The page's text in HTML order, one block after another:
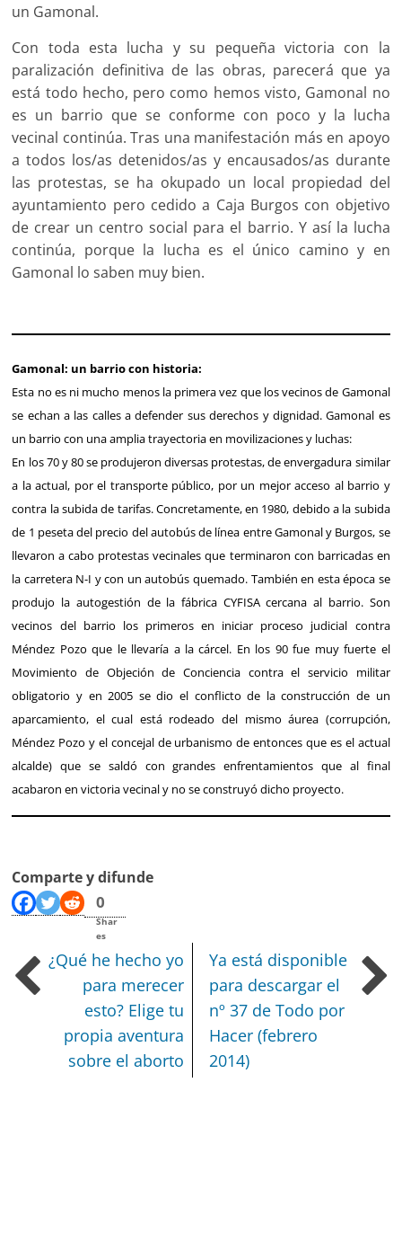
un Gamonal.
Con toda esta lucha y su pequeña victoria con la
paralización definitiva de las obras, parecerá que ya
está todo hecho, pero como hemos visto, Gamonal no
es un barrio que se conforme con poco y la lucha
vecinal continúa. Tras una manifestación más en apoyo
a todos los/as detenidos/as y encausados/as durante
las protestas, se ha okupado un local propiedad del
ayuntamiento pero cedido a Caja Burgos con objetivo
de crear un centro social para el barrio. Y así la lucha
continúa, porque la lucha es el único camino y en
Gamonal lo saben muy bien.
Gamonal: un barrio con historia:
Esta no es ni mucho menos la primera vez que los vecinos de Gamonal
se echan a las calles a defender sus derechos y dignidad. Gamonal es
un barrio con una amplia trayectoria en movilizaciones y luchas:
En los 70 y 80 se produjeron diversas protestas, de envergadura similar
a la actual, por el transporte público, por un mejor acceso al barrio y
contra la subida de tarifas. Concretamente, en 1980, debido a la subida
de 1 peseta del precio del autobús de línea entre Gamonal y Burgos, se
llevaron a cabo protestas vecinales que terminaron con barricadas en
la carretera N-I y con un autobús quemado. También en esta época se
produjo la autogestión de la fábrica CYFISA cercana al barrio. Son
vecinos del barrio los primeros en iniciar proceso judicial contra
Méndez Pozo que le llevaría a la cárcel. En los 90 fue muy fuerte el
Movimiento de Objeción de Conciencia contra el servicio militar
obligatorio y en 2005 se dio el conflicto de la construcción de un
aparcamiento, el cual está rodeado del mismo áurea (corrupción,
Méndez Pozo y el concejal de urbanismo de entonces que es el actual
alcalde) que se saldó con grandes enfrentamientos que al final
acabaron en victoria vecinal y no se construyó dicho proyecto.
Comparte y difunde
0
Shar
es
¿Qué he hecho yo
para merecer
esto? Elige tu
propia aventura
sobre el aborto
Ya está disponible
para descargar el
nº 37 de Todo por
Hacer (febrero
2014)